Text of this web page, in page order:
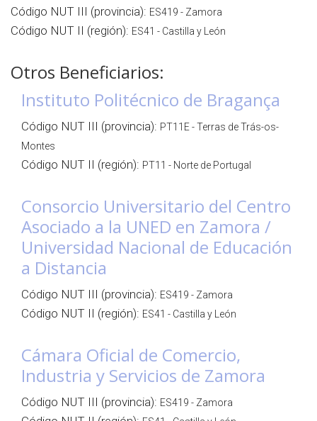
Código NUT III (provincia): ES419 - Zamora
Código NUT II (región): ES41 - Castilla y León
Otros Beneficiarios:
Instituto Politécnico de Bragança
Código NUT III (provincia): PT11E - Terras de Trás-os-
Montes
Código NUT II (región): PT11 - Norte de Portugal
Consorcio Universitario del Centro
Asociado a la UNED en Zamora /
Universidad Nacional de Educación
a Distancia
Código NUT III (provincia): ES419 - Zamora
Código NUT II (región): ES41 - Castilla y León
Cámara Oficial de Comercio,
Industria y Servicios de Zamora
Código NUT III (provincia): ES419 - Zamora